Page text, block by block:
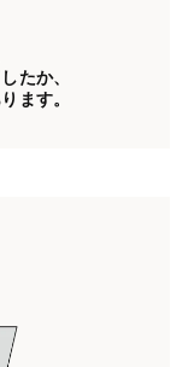
たか、
ます。